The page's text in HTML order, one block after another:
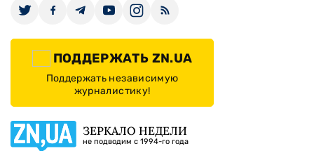
ПОДДЕРЖАТЬ ZN.UA
Поддержать независимую
журналистику!
ЗЕРКАЛО НЕДЕЛИ
не подводим с 1994-го года